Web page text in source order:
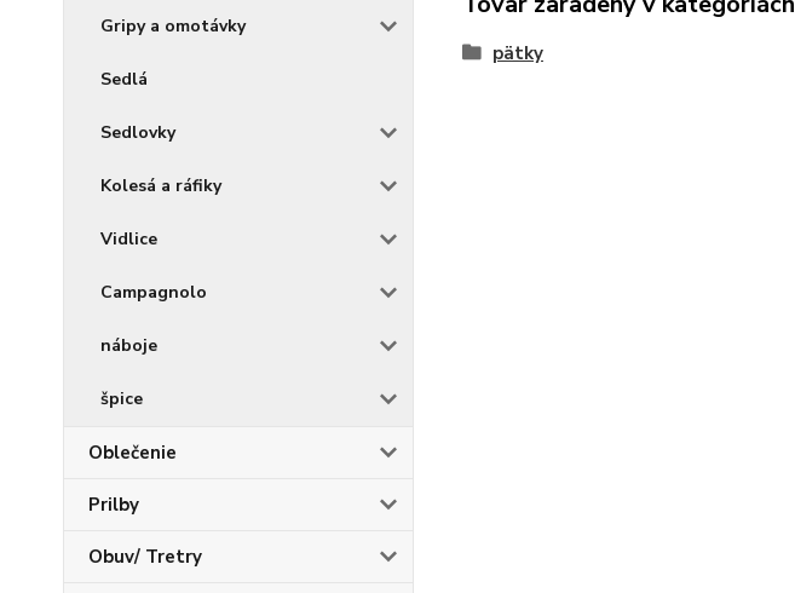
Gripy a omotávky
Sedlá
Sedlovky
Kolesá a ráfiky
Vidlice
Campagnolo
náboje
špice
Oblečenie
Prilby
Obuv/ Tretry
pätky